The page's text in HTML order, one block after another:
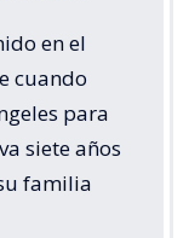
en el
cuando
para
siete años
familia